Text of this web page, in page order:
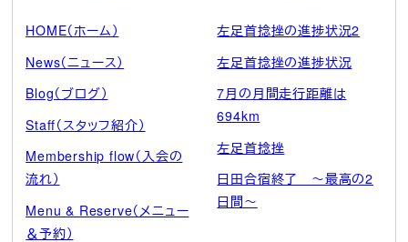
HOME（ホーム）
News（ニュース）
Blog（ブログ）
Staff（スタッフ紹介）
Membership flow（入会の
流れ）
Menu & Reserve（メニュー
＆予約）
左足首捻挫の進捗状況2
左足首捻挫の進捗状況
7月の月間走行距離は
694km
左足首捻挫
日田合宿終了 ～最高の2
日間～